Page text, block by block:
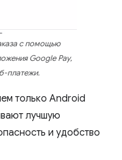
с помощью
Google Pay,
платежи.
только Android
лучшую
и удобство